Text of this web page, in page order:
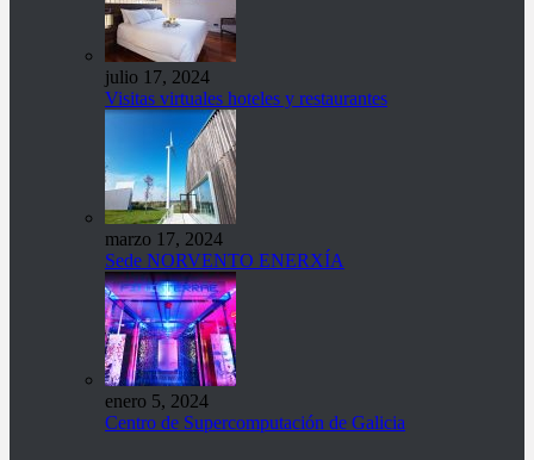
julio 17, 2024
Visitas virtuales hoteles y restaurantes
marzo 17, 2024
Sede NORVENTO ENERXÍA
enero 5, 2024
Centro de Supercomputación de Galicia